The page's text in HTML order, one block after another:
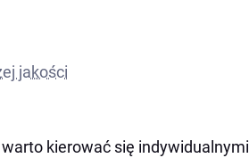
jakości
kierować się indywidualnymi